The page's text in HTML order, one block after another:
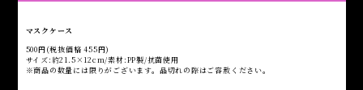
マスクケース
500円(税抜価格 455円)
サイズ:約21.5×12cm/素材:PP製/抗菌使用
※商品の数量には限りがございます。品切れの際はご容赦ください。